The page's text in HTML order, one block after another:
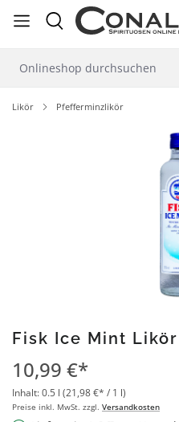
springen
Likör Pfefferminzlikör
Fisk Ice Mint
10,99 €*
Inhalt:0.5 l (21,98 €* / 1 l)
Preise inkl. MwSt. zzgl. Versandkosten